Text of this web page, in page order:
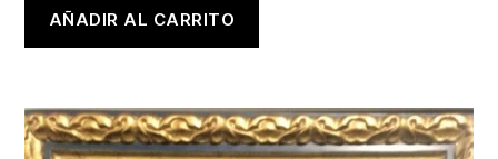
AÑADIR AL CARRITO